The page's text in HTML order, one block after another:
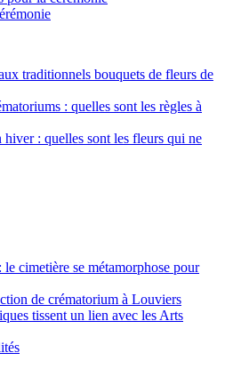
traditionnels bouquets de fleurs de
: quelles sont les règles à
: quelles sont les fleurs qui ne
cimetière se métamorphose pour
de crématorium à Louviers
tissent un lien avec les Arts